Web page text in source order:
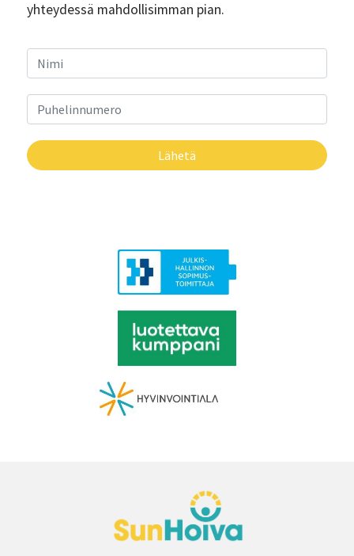
yhteydessä mahdollisimman pian.
Lähetä